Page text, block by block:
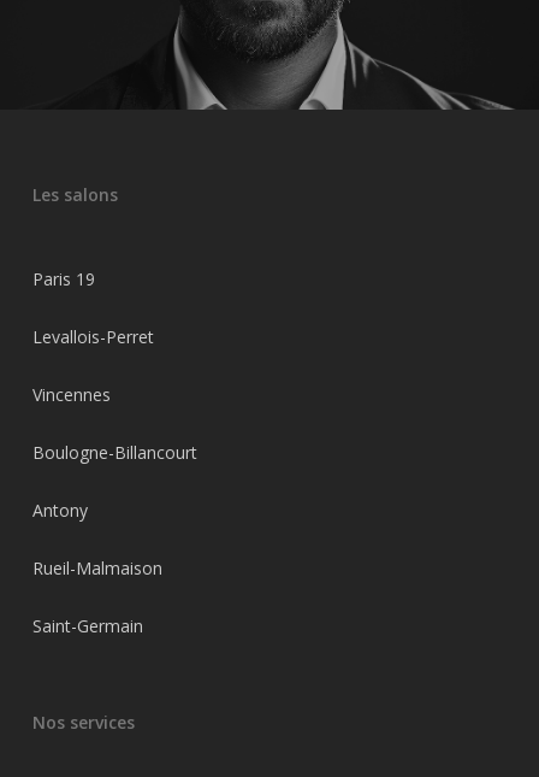
Les salons
Paris 19
Levallois-Perret
Vincennes
Boulogne-Billancourt
Antony
Rueil-Malmaison
Saint-Germain
Nos services